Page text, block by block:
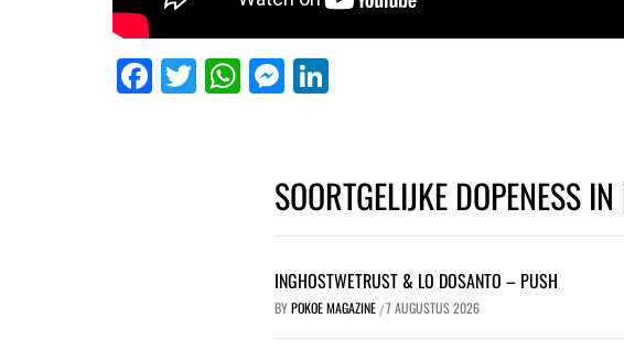
Facebook
Twitter
WhatsApp
Messenger
SOORTGELIJKE DOPENESS
INGHOSTWETRUST & LO DOSANTO – PUSH
BYPOKOE MAGAZINE /7 AUGUSTUS 2026